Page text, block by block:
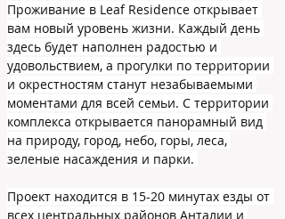
Проживание в Leaf Residence открывает
вам новый уровень жизни. Каждый день
здесь будет наполнен радостью и
удовольствием, а прогулки по территории
и окрестностям станут незабываемыми
моментами для всей семьи. С территории
комплекса открывается панорамный вид
на природу, город, небо, горы, леса,
зеленые насаждения и парки.
Проект находится в 15-20 минутах езды от
всех центральных районов Анталии и